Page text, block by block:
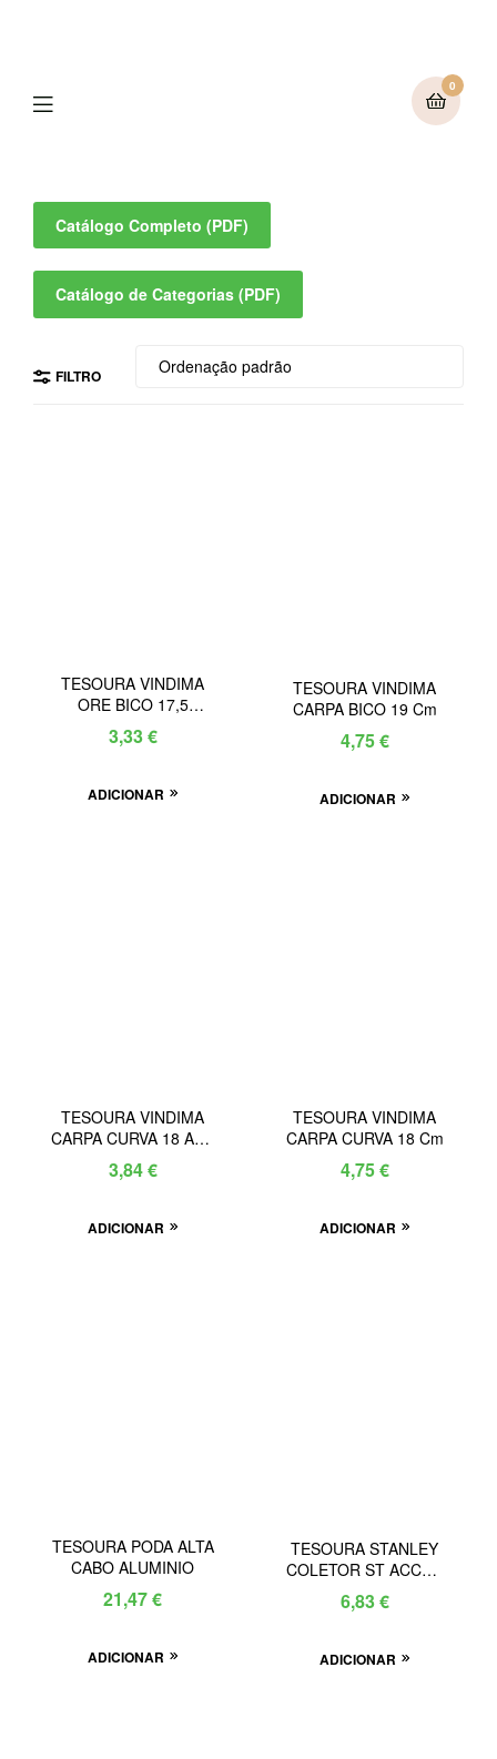
0
Catálogo Completo (PDF)
Catálogo de Categorias (PDF)
FILTRO
TESOURA VINDIMA
ORE BICO 17,5
346256
3,33€
ADICIONAR
TESOURA VINDIMA
CARPA BICO 19 Cm
4,75€
ADICIONAR
TESOURA VINDIMA
CARPA CURVA 18 ABS
373537
3,84€
ADICIONAR
TESOURA VINDIMA
CARPA CURVA 18 Cm
4,75€
ADICIONAR
TESOURA PODA ALTA
CABO ALUMINIO
21,47€
ADICIONAR
TESOURA STANLEY
COLETOR ST ACCUS
PRO 2016259
6,83€
ADICIONAR